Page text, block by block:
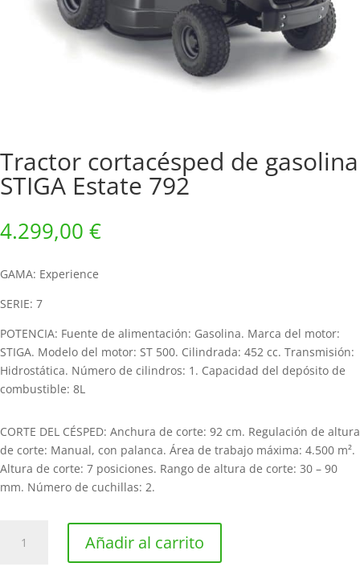
Tractor cortacésped de gasolina
STIGA Estate 792
4.299,00 €
GAMA: Experience
SERIE: 7
POTENCIA: Fuente de alimentación: Gasolina. Marca del motor:
STIGA. Modelo del motor: ST 500. Cilindrada: 452 cc. Transmisión:
Hidrostática. Número de cilindros: 1. Capacidad del depósito de
combustible: 8L
CORTE DEL CÉSPED: Anchura de corte: 92 cm. Regulación de altura
de corte: Manual, con palanca. Área de trabajo máxima: 4.500 m².
Altura de corte: 7 posiciones. Rango de altura de corte: 30 – 90
mm. Número de cuchillas: 2.
cortacésped
Añadir al carrito